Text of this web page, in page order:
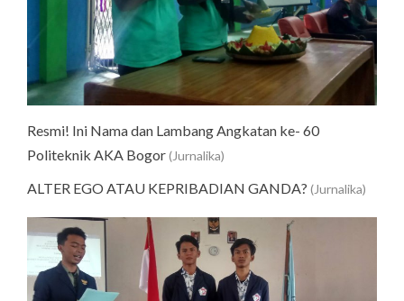
Resmi! Ini Nama dan Lambang Angkatan ke- 60
Politeknik AKA Bogor(Jurnalika)
ALTER EGO ATAU KEPRIBADIAN GANDA? (Jurnalika)